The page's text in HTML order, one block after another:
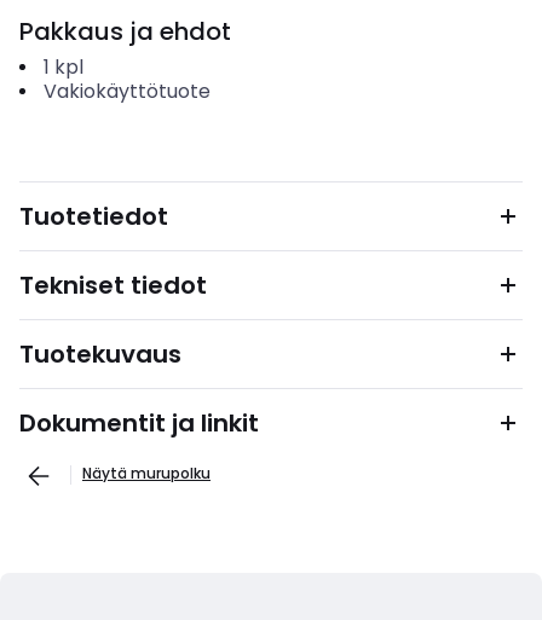
Pakkaus ja ehdot
1 kpl
Vakiokäyttötuote
Tuotetiedot
Tekniset tiedot
Tuotekuvaus
Dokumentit ja linkit
Näytä murupolku